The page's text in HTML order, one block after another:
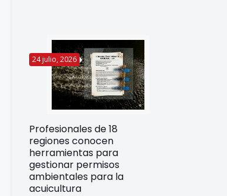
24 julio, 2026
Profesionales de 18
regiones conocen
herramientas para
gestionar permisos
ambientales para la
acuicultura